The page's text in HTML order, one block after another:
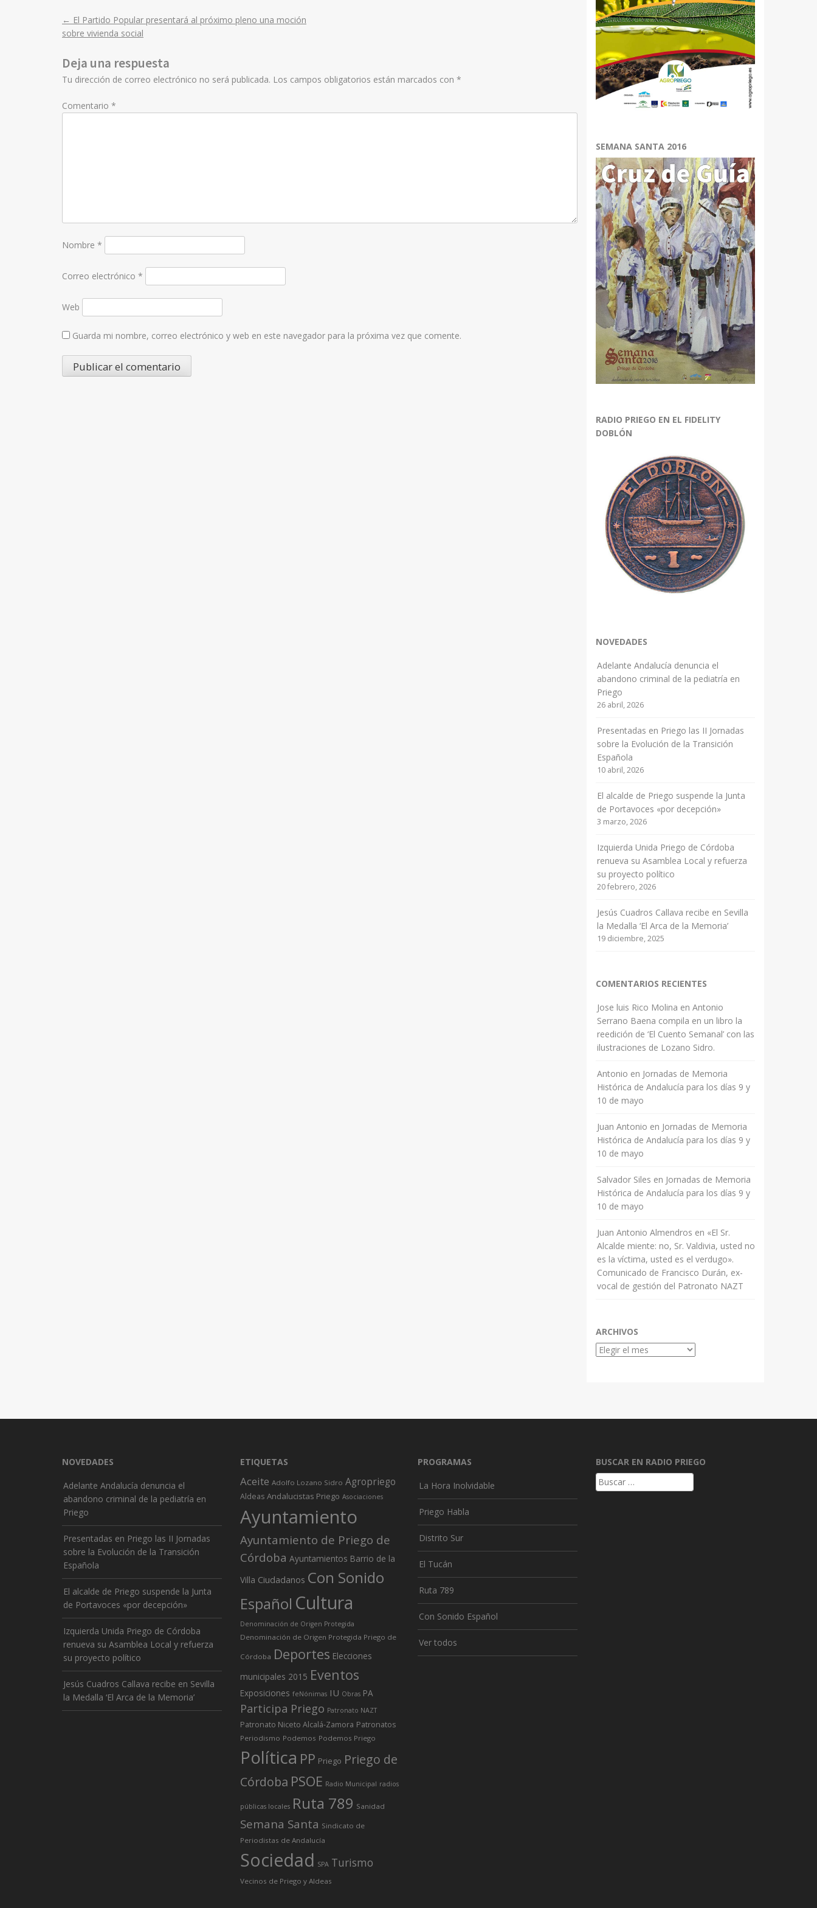
Post
navigation
← El Partido Popular presentará al próximo pleno una moción
sobre vivienda social
Deja una respuesta
Tu dirección de correo electrónico no será publicada. Los campos obligatorios están marcados con *
Comentario *
Nombre *
Correo electrónico *
Web
Guarda mi nombre, correo electrónico y web en este navegador para la próxima vez que comente.
SEMANA SANTA 2016
RADIO PRIEGO EN EL FIDELITY
DOBLÓN
NOVEDADES
Adelante Andalucía denuncia el
abandono criminal de la pediatría en
Priego
26 abril, 2026
Presentadas en Priego las II Jornadas
sobre la Evolución de la Transición
Española
10 abril, 2026
El alcalde de Priego suspende la Junta
de Portavoces «por decepción»
3 marzo, 2026
Izquierda Unida Priego de Córdoba
renueva su Asamblea Local y refuerza
su proyecto político
20 febrero, 2026
Jesús Cuadros Callava recibe en Sevilla
la Medalla ‘El Arca de la Memoria’
19 diciembre, 2025
COMENTARIOS RECIENTES
Jose luis Rico Molina en Antonio
Serrano Baena compila en un libro la
reedición de ‘El Cuento Semanal’ con las
ilustraciones de Lozano Sidro.
Antonio en Jornadas de Memoria
Histórica de Andalucía para los días 9 y
10 de mayo
Juan Antonio en Jornadas de Memoria
Histórica de Andalucía para los días 9 y
10 de mayo
Salvador Siles en Jornadas de Memoria
Histórica de Andalucía para los días 9 y
10 de mayo
Juan Antonio Almendros en «El Sr.
Alcalde miente: no, Sr. Valdivia, usted no
es la víctima, usted es el verdugo».
Comunicado de Francisco Durán, ex-
vocal de gestión del Patronato NAZT
ARCHIVOS
Archivos
NOVEDADES
Adelante Andalucía denuncia el
abandono criminal de la pediatría en
Priego
Presentadas en Priego las II Jornadas
sobre la Evolución de la Transición
Española
El alcalde de Priego suspende la Junta
de Portavoces «por decepción»
Izquierda Unida Priego de Córdoba
renueva su Asamblea Local y refuerza
su proyecto político
Jesús Cuadros Callava recibe en Sevilla
la Medalla ‘El Arca de la Memoria’
ETIQUETAS
Aceite Adolfo Lozano Sidro Agropriego
Aldeas Andalucistas Priego Asociaciones
Ayuntamiento
Ayuntamiento de Priego de
Córdoba Ayuntamientos Barrio de la
Villa Ciudadanos Con Sonido
Español Cultura
Denominación de Origen Protegida
Denominación de Origen Protegida Priego de
Córdoba Deportes Elecciones
municipales 2015 Eventos
Exposiciones feNónimas IU Obras PA
Participa Priego Patronato NAZT
Patronato Niceto Alcalá-Zamora Patronatos
Periodismo Podemos Podemos Priego
Política PP Priego Priego de
Córdoba PSOE Radio Municipal radios
públicas locales Ruta 789 Sanidad
Semana Santa Sindicato de
Periodistas de Andalucía
Sociedad SPA Turismo
Vecinos de Priego y Aldeas
PROGRAMAS
La Hora Inolvidable
Priego Habla
Distrito Sur
El Tucán
Ruta 789
Con Sonido Español
Ver todos
BUSCAR EN RADIO PRIEGO
Buscar: